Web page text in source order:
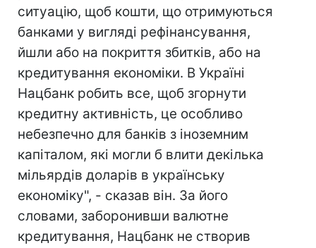
ситуацію, щоб кошти, що отримуються
банками у вигляді рефінансування,
йшли або на покриття збитків, або на
кредитування економіки. В Україні
Нацбанк робить все, щоб згорнути
кредитну активність, це особливо
небезпечно для банків з іноземним
капіталом, які могли б влити декілька
мільярдів доларів в українську
економіку", - сказав він. За його
словами, заборонивши валютне
кредитування, Нацбанк не створив